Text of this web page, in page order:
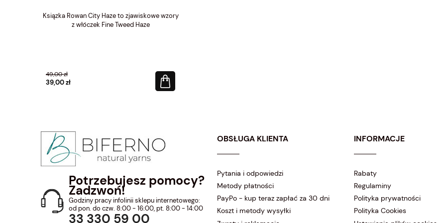
Ksiązka Rowan City Haze to zjawiskowe wzory
z włóczek Fine Tweed Haze
49,00 zł
39,00 zł
Potrzebujesz pomocy?
Zadzwoń!
Godziny pracy infolinii sklepu internetowego:
od pon. do czw. 8:00 - 16:00, pt. 8:00 - 14:00
33 330 59 00
OBSŁUGA KLIENTA
Pytania i odpowiedzi
Metody płatności
PayPo - kup teraz zapłać za 30 dni
Koszt i metody wysyłki
INFORMACJE
Rabaty
Regulaminy
Polityka prywatności
Polityka Cookies